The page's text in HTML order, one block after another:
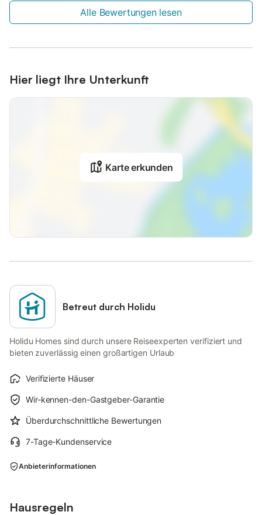
Alle Bewertungen lesen
Hier liegt Ihre Unterkunft
Karte erkunden
Betreut durch Holidu
Holidu Homes sind durch unsere Reiseexperten verifiziert und
bieten zuverlässig einen großartigen Urlaub
Verifizierte Häuser
Wir-kennen-den-Gastgeber-Garantie
Überdurchschnittliche Bewertungen
7-Tage-Kundenservice
Anbieterinformationen
Hausregeln